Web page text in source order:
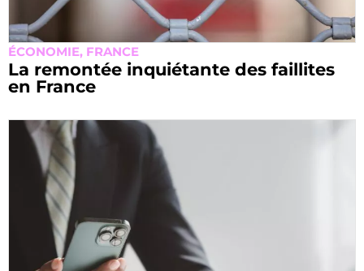
ÉCONOMIE, FRANCE
La remontée inquiétante des faillites
en France